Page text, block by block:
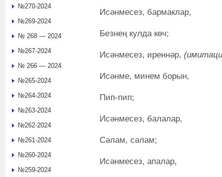
Исәнмесез, бармаклар,
Безнең кулда көч;
Исәнмесез, иреннәр,
Исәнме, минем борын,
Пип-пип;
Исәнмесез, балалар,
Сәлам, сәлам;
Исәнмесез, апалар,
№270-2024
№269-2024
№ 268 — 2024
№267-2024
№ 266 — 2024
№265-2024
№264-2024
№263-2024
№262-2024
№261-2024
№260-2024
№259-2024